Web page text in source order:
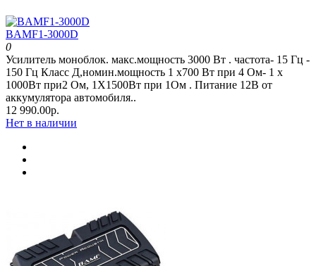
BAMF1-3000D
0
Усилитель моноблок. макс.мощность 3000 Вт . частота- 15 Гц -
150 Гц Класс Д,номин.мощность 1 x700 Вт при 4 Oм- 1 x
1000Вт при2 Oм, 1Х1500Вт при 1Ом . Питание 12В от
аккумулятора автомобиля..
12 990.00р.
Нет в наличии